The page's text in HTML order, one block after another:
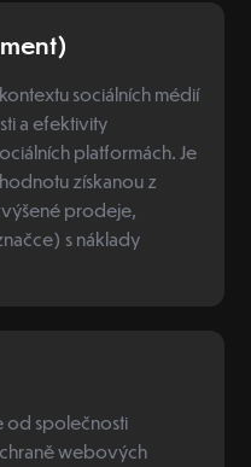
sociálních médií
a efektivity
platformách. Je
získanou z
prodeje,
s náklady
od společnosti
webových